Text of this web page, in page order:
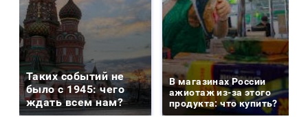
Таких событий не
было с 1945: чего
ждать всем нам?
В магазинах России
ажиотаж из-за этого
продукта: что купить?